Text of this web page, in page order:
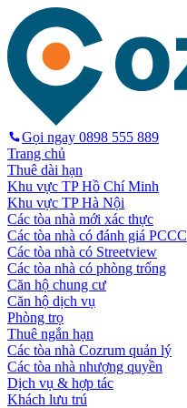
Gọi ngay 0898 555 889
Trang chủ
Thuê dài hạn
Khu vực TP Hồ Chí Minh
Khu vực TP Hà Nội
Các tòa nhà mới xác thực
Các tòa nhà có đánh giá PCCC
Các tòa nhà có Streetview
Các tòa nhà có phòng trống
Căn hộ chung cư
Căn hộ dịch vụ
Phòng trọ
Thuê ngắn hạn
Các tòa nhà Cozrum quản lý
Các tòa nhà nhượng quyền
Dịch vụ & hợp tác
Khách lưu trú